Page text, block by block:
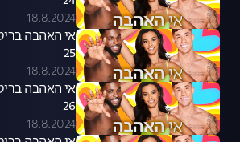
18.8.2024
25
18.8.2024
26
18.8.2024